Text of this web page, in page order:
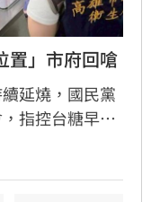
置」市府回嗆
延燒，國民黨
指控台糖早在
糖董事會淪為